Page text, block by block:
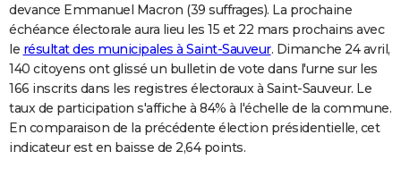
devance Emmanuel Macron (39 suffrages). La prochaine
échéance électorale aura lieu les 15 et 22 mars prochains avec
le résultat des municipales à Saint-Sauveur. Dimanche 24 avril,
140 citoyens ont glissé un bulletin de vote dans l'urne sur les
166 inscrits dans les registres électoraux à Saint-Sauveur. Le
taux de participation s'affiche à 84% à l'échelle de la commune.
En comparaison de la précédente élection présidentielle, cet
indicateur est en baisse de 2,64 points.